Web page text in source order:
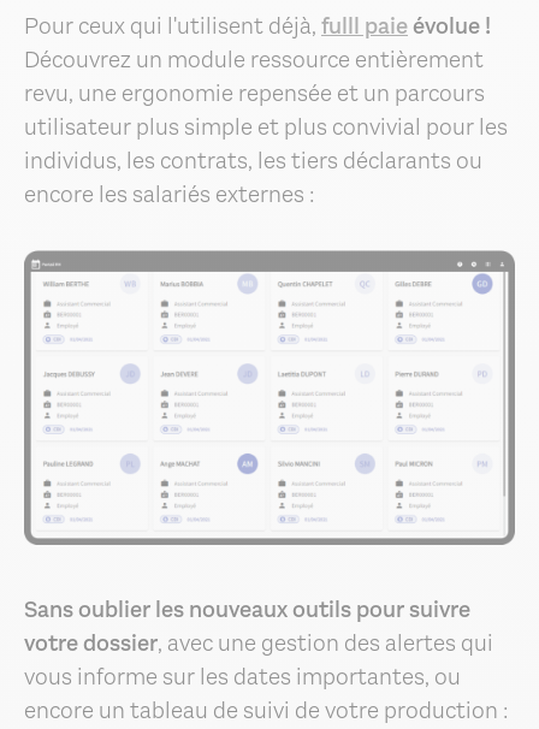
Pour ceux qui l'utilisent déjà,fulll paieévolue !
Découvrez un module ressource entièrement
revu, une ergonomie repensée et un parcours
utilisateur plus simple et plus convivial pour les
individus, les contrats, les tiers déclarants ou
encore les salariés externes :
Sans oublier les nouveaux outils pour suivre
votre dossier, avec une gestion des alertes qui
vous informe sur les dates importantes, ou
encore un tableau de suivi de votre production :